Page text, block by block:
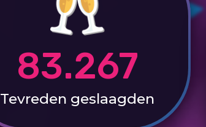
83.267
Tevreden geslaagden